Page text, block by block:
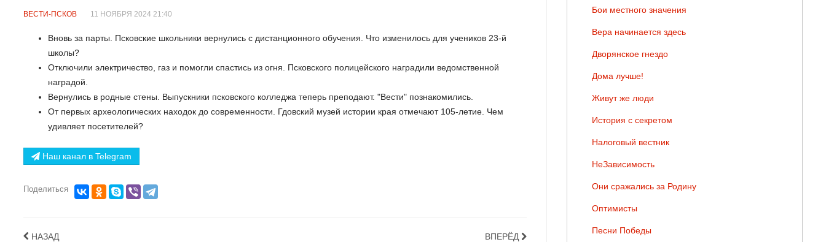
ВЕСТИ-ПСКОВ 11 НОЯБРЯ 2024 21:40
Вновь за парты. Псковские школьники вернулись с дистанционного обучения. Что изменилось для учеников 23-й
школы?
Отключили электричество, газ и помогли спастись из огня. Псковского полицейского наградили ведомственной
наградой.
Вернулись в родные стены. Выпускники псковского колледжа теперь преподают. "Вести" познакомились.
От первых археологических находок до современности. Гдовский музей истории края отмечают 105-летие. Чем
удивляет посетителей?
Наш канал в Telegram
Поделиться
НАЗАД ВПЕРЁД
Бои местного значения
Вера начинается здесь
Дворянское гнездо
Дома лучше!
Живут же люди
История с секретом
Налоговый вестник
НеЗависимость
Они сражались за Родину
Оптимисты
Песни Победы